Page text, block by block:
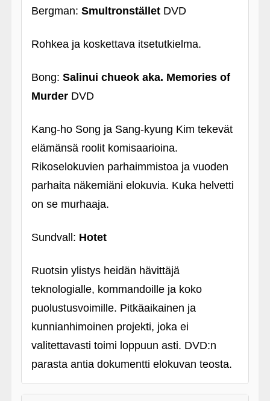
Bergman: SmultronställetDVD
Rohkea ja koskettava itsetutkielma.
Bong: Salinui chueok aka. Memories of
MurderDVD
Kang-ho Song ja Sang-kyung Kim tekevät
elämänsä roolit komisaarioina.
Rikoselokuvien parhaimmistoa ja vuoden
parhaita näkemiäni elokuvia. Kuka helvetti
on se murhaaja.
Sundvall: Hotet
Ruotsin ylistys heidän hävittäjä
teknologialle, kommandoille ja koko
puolustusvoimille. Pitkäaikainen ja
kunnianhimoinen projekti, joka ei
valitettavasti toimi loppuun asti. DVD:n
parasta antia dokumentti elokuvan teosta.